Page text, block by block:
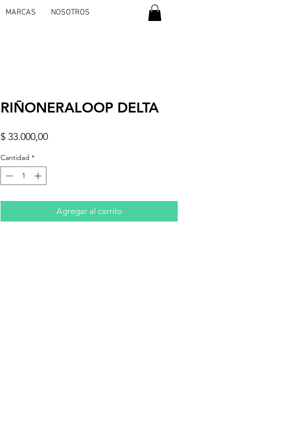
MARCAS NOSOTROS
RIÑONERALOOP DELTA
$ 33.000,00Precio
Cantidad *
Agregar al carrito